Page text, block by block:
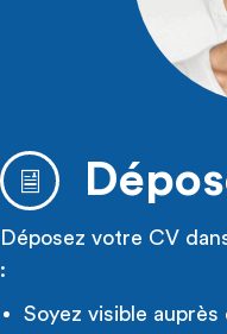
Déposez votre CV
:
Soyez visible